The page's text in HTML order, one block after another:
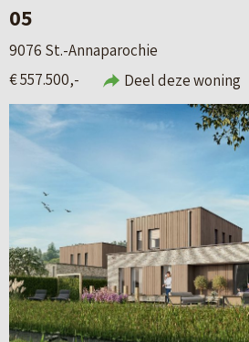
05
9076 St.-Annaparochie
€ 557.500,-
Deel deze woning